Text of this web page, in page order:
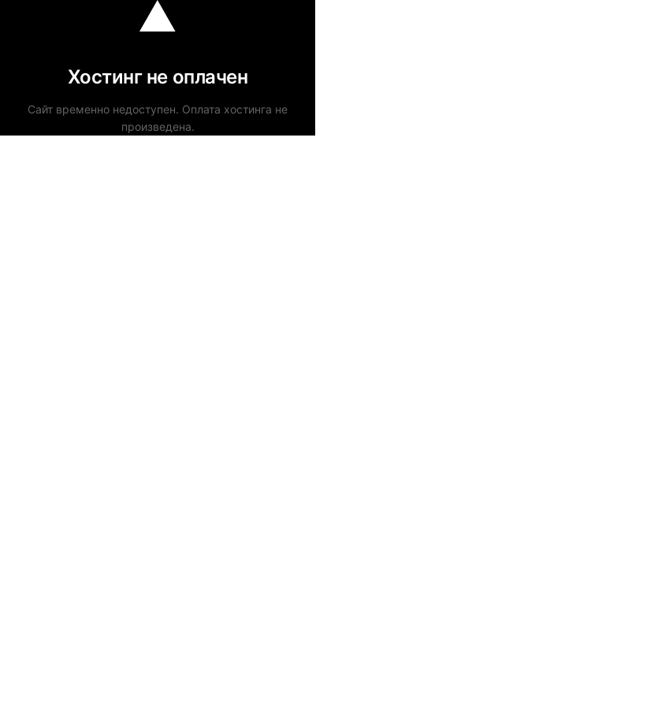
Хостинг не оплачен
Сайт временно недоступен. Оплата хостинга не
произведена.